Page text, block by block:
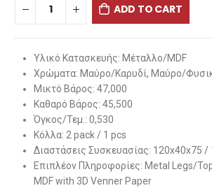
ADD TO CART
Υλικό Κατασκευής: Μέταλλο/MDF
Χρώματα: Μαύρο/Καρυδί, Μαύρο/
Μικτό Βάρος: 47,000
Καθαρό Βάρος: 45,500
Όγκος/Τεμ.: 0,530
Κόλλα: 2 pack / 1 pcs
Διαστάσεις Συσκευασίας: 120x40x75 /
Επιπλέον Πληροφορίες: Metal Legs/
MDF with 3D Venner Paper